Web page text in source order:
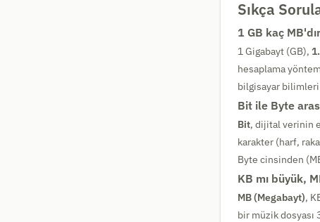
Sıkça
1 GB kaç
1 Gigabayt (GB),
hesaplama
bilgisayar bilimleri
Bit ile Byte
Bit, dijital verinin
karakter (harf,
Byte cinsinden
KB mı büyük,
MB (Megabayt),
bir müzik dosyası